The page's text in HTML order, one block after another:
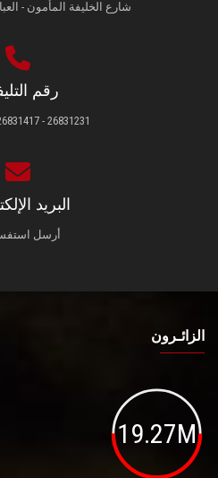
شارع الخليفة المأمون -
رقم
26831231 - 26831417 - 26831474
البريد
أرسل
الزائـرون
19.27M